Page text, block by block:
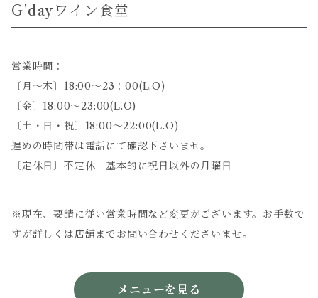
G'dayワイン食堂
営業時間：
〔月～木〕18:00～23：00(L.O)
〔金〕18:00～23:00(L.O)
〔土・日・祝〕18:00～22:00(L.O)
遅めの時間帯は電話にて確認下さいませ。
〔定休日〕不定休 基本的に祝日以外の月曜日
※現在、要請に従い営業時間など変更がございます。お手数で
すが詳しくは店舗までお問い合わせくださいませ。
メニューを見る